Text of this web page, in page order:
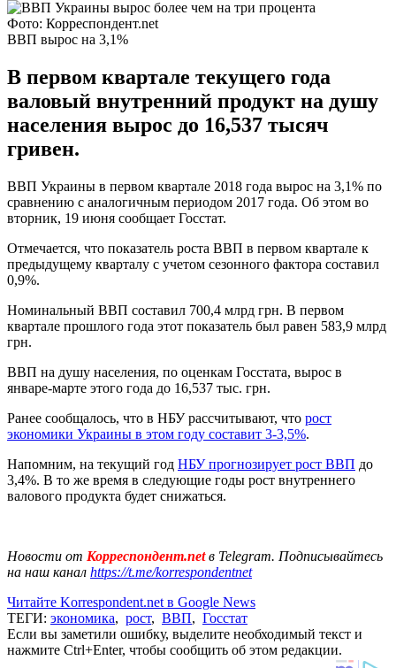
Фото: Корреспондент.net
ВВП вырос на 3,1%
В первом квартале текущего года
валовый внутренний продукт на душу
населения вырос до 16,537 тысяч
гривен.
ВВП Украины в первом квартале 2018 года вырос на 3,1% по
сравнению с аналогичным периодом 2017 года. Об этом во
вторник, 19 июня сообщает Госстат.
Отмечается, что показатель роста ВВП в первом квартале к
предыдущему кварталу с учетом сезонного фактора составил
0,9%.
Номинальный ВВП составил 700,4 млрд грн. В первом
квартале прошлого года этот показатель был равен 583,9 млрд
грн.
ВВП на душу населения, по оценкам Госстата, вырос в
январе-марте этого года до 16,537 тыс. грн.
Ранее сообщалось, что в НБУ рассчитывают, что рост
экономики Украины в этом году составит 3-3,5%.
Напомним, на текущий год НБУ прогнозирует рост ВВП до
3,4%. В то же время в следующие годы рост внутреннего
валового продукта будет снижаться.
Новости от Корреспондент.netв Telegram. Подписывайтесь
на наш канал https://t.me/korrespondentnet
Читайте Korrespondent.net в Google News
ТЕГИ: экономика, рост, ВВП, Госстат
Если вы заметили ошибку, выделите необходимый текст и
нажмите Ctrl+Enter, чтобы сообщить об этом редакции.